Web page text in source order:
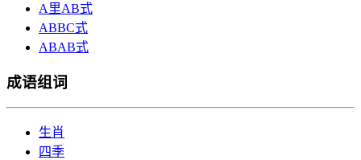
A里AB式
ABBC式
ABAB式
成语组词
生肖
四季